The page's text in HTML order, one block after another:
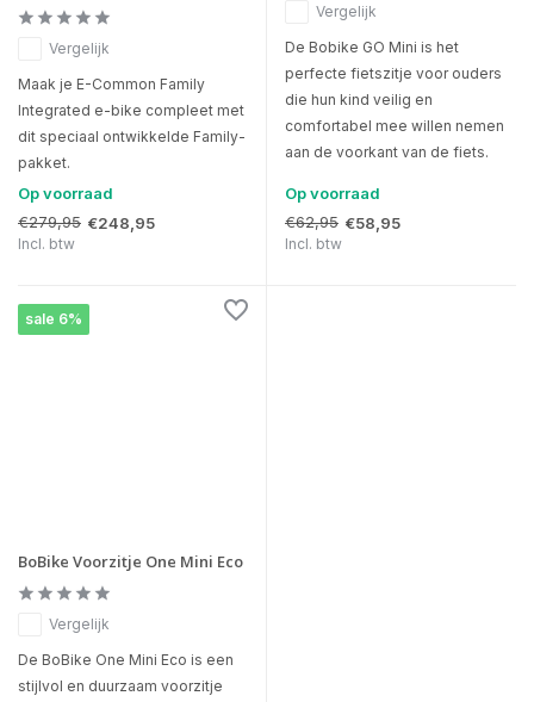
Vergelijk
Maak je E-Common Family
Integrated e-bike compleet met
dit speciaal ontwikkelde Family-
pakket.
Op voorraad
€279,95 €248,95
Incl. btw
Vergelijk
De Bobike GO Mini is het
perfecte fietszitje voor ouders
die hun kind veilig en
comfortabel mee willen nemen
aan de voorkant van de fiets.
Op voorraad
€62,95 €58,95
Incl. btw
sale 6%
BoBike Voorzitje One Mini Eco
Vergelijk
De BoBike One Mini Eco is een
stijlvol en duurzaam voorzitje